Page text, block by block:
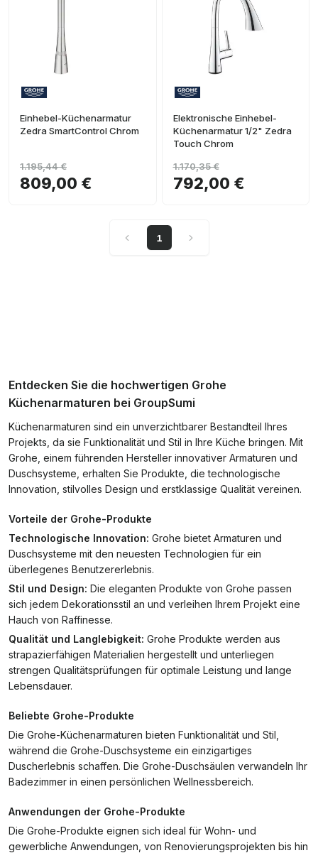
Einhebel-Küchenarmatur
Zedra SmartControl Chrom
809,00 €
1.195,44 €
Elektronische Einhebel-
Küchenarmatur 1/2" Zedra
Touch Chrom
792,00 €
1.170,35 €
1
Entdecken Sie die hochwertigen Grohe
Küchenarmaturen bei GroupSumi
Küchenarmaturen sind ein unverzichtbarer Bestandteil Ihres
Projekts, da sie Funktionalität und Stil in Ihre Küche bringen. Mit
Grohe, einem führenden Hersteller innovativer Armaturen und
Duschsysteme, erhalten Sie Produkte, die technologische
Innovation, stilvolles Design und erstklassige Qualität vereinen.
Vorteile der Grohe-Produkte
Technologische Innovation: Grohe bietet Armaturen und
Duschsysteme mit den neuesten Technologien für ein
überlegenes Benutzererlebnis.
Stil und Design: Die eleganten Produkte von Grohe passen
sich jedem Dekorationsstil an und verleihen Ihrem Projekt eine
Hauch von Raffinesse.
Qualität und Langlebigkeit: Grohe Produkte werden aus
strapazierfähigen Materialien hergestellt und unterliegen
strengen Qualitätsprüfungen für optimale Leistung und lange
Lebensdauer.
Beliebte Grohe-Produkte
Die Grohe-Küchenarmaturen bieten Funktionalität und Stil,
während die Grohe-Duschsysteme ein einzigartiges
Duscherlebnis schaffen. Die Grohe-Duschsäulen verwandeln Ihr
Badezimmer in einen persönlichen Wellnessbereich.
Anwendungen der Grohe-Produkte
Die Grohe-Produkte eignen sich ideal für Wohn- und
gewerbliche Anwendungen, von Renovierungsprojekten bis hin